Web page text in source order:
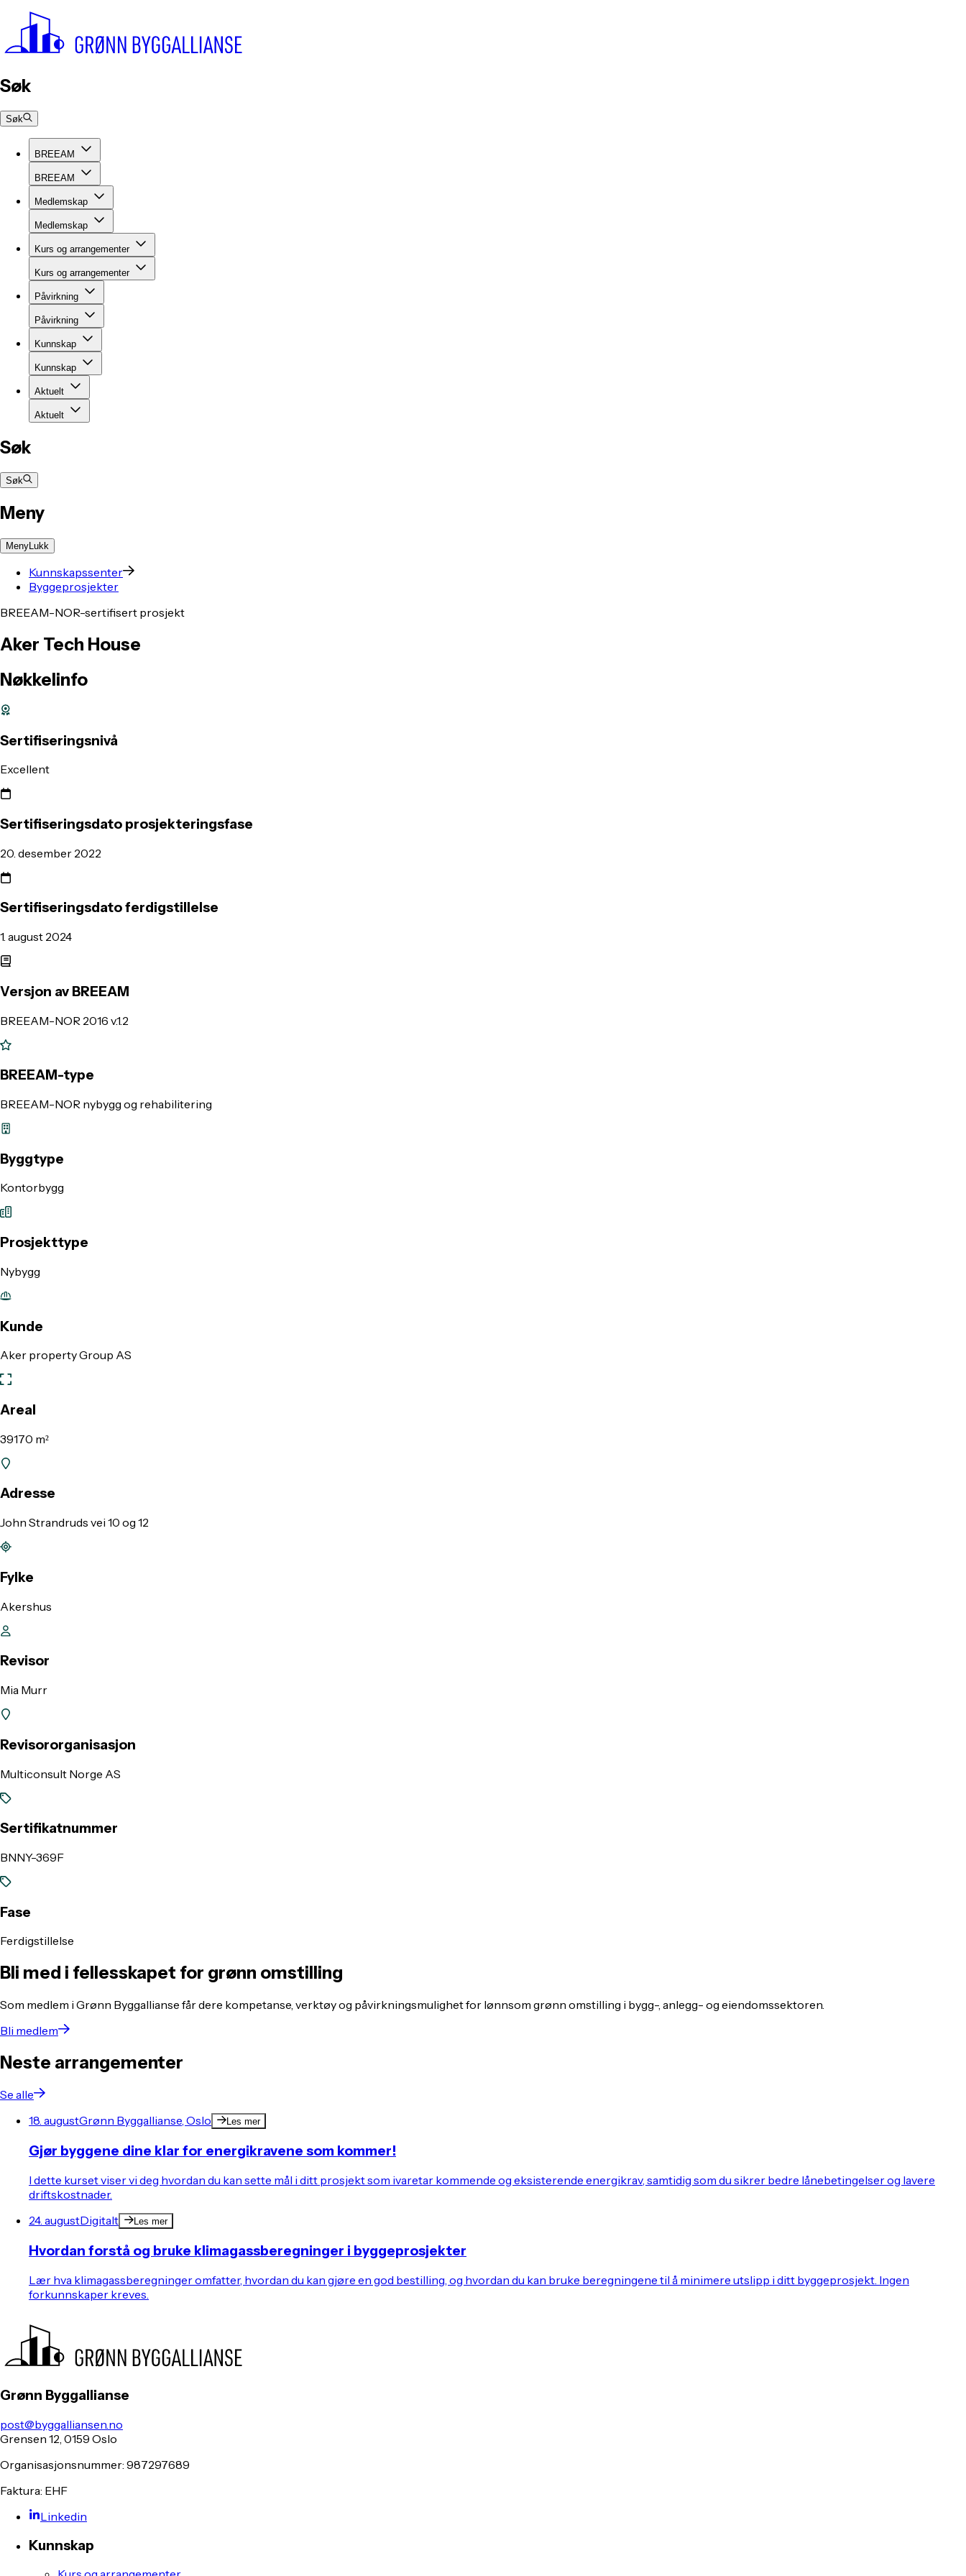
Søk
Søk
BREEAM
BREEAM
Medlemskap
Medlemskap
Kurs og arrangementer
Kurs og arrangementer
Påvirkning
Påvirkning
Kunnskap
Kunnskap
Aktuelt
Aktuelt
Søk
Søk
Meny
MenyLukk
Kunnskapssenter
Byggeprosjekter
BREEAM-NOR-sertifisert prosjekt
Aker Tech House
Nøkkelinfo
Sertifiseringsnivå
Excellent
Sertifiseringsdato prosjekteringsfase
20. desember 2022
Sertifiseringsdato ferdigstillelse
1. august 2024
Versjon av BREEAM
BREEAM-NOR 2016 v.1.2
BREEAM-type
BREEAM-NOR nybygg og rehabilitering
Byggtype
Kontorbygg
Prosjekttype
Nybygg
Kunde
Aker property Group AS
Areal
39170 m²
Adresse
John Strandruds vei 10 og 12
Fylke
Akershus
Revisor
Mia Murr
Revisororganisasjon
Multiconsult Norge AS
Sertifikatnummer
BNNY-369F
Fase
Ferdigstillelse
Bli med i fellesskapet for grønn omstilling
Som medlem i Grønn Byggallianse får dere kompetanse, verktøy og påvirkningsmulighet for lønnsom grønn omstilling i bygg-, anlegg- og eiendomssektoren.
Bli medlem
Neste arrangementer
Se alle
18. augustGrønn Byggallianse, Oslo Les mer
Gjør byggene dine klar for energikravene som kommer!
I dette kurset viser vi deg hvordan du kan sette mål i ditt prosjekt som ivaretar kommende og eksisterende energikrav, samtidig som du sikrer bedre lånebetingelser og lavere
driftskostnader.
24. augustDigitalt Les mer
Hvordan forstå og bruke klimagassberegninger i byggeprosjekter
Lær hva klimagassberegninger omfatter, hvordan du kan gjøre en god bestilling, og hvordan du kan bruke beregningene til å minimere utslipp i ditt byggeprosjekt. Ingen
forkunnskaper kreves.
Grønn Byggallianse
post@byggalliansen.no
Grensen 12, 0159 Oslo
Organisasjonsnummer: 987297689
Faktura: EHF
Linkedin
Kunnskap